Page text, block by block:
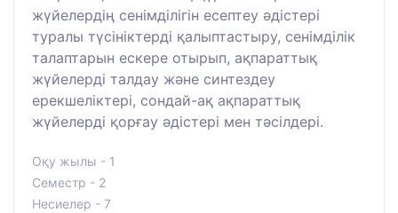
жүйелердің сенімділігін есептеу әдістері
туралы түсініктерді қалыптастыру, сенімділік
талаптарын ескере отырып, ақпараттық
жүйелерді талдау және синтездеу
ерекшеліктері, сондай-ақ ақпараттық
жүйелерді қорғау әдістері мен тәсілдері.
Оқу жылы - 1
Семестр - 2
Несиелер - 7